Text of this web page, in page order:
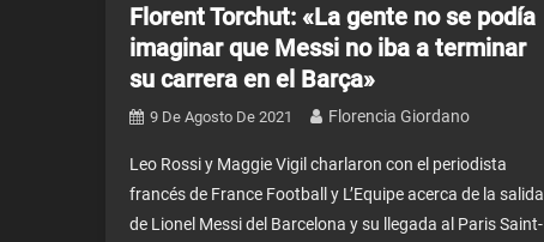
Florent Torchut: «La gente no se podía
imaginar que Messi no iba a terminar
su carrera en el Barça»
9 De Agosto De 2021 Florencia Giordano
Leo Rossi y Maggie Vigil charlaron con el periodista
francés de France Football y L’Equipe acerca de la salida
de Lionel Messi del Barcelona y su llegada al Paris Saint-